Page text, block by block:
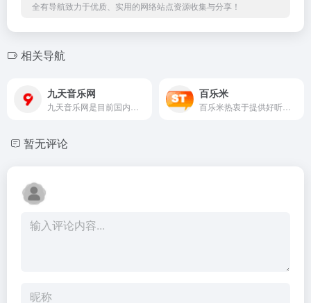
全有导航致力于优质、实用的网络站点资源收集与分享！
相关导航
九天音乐网 百乐米
暂无评论